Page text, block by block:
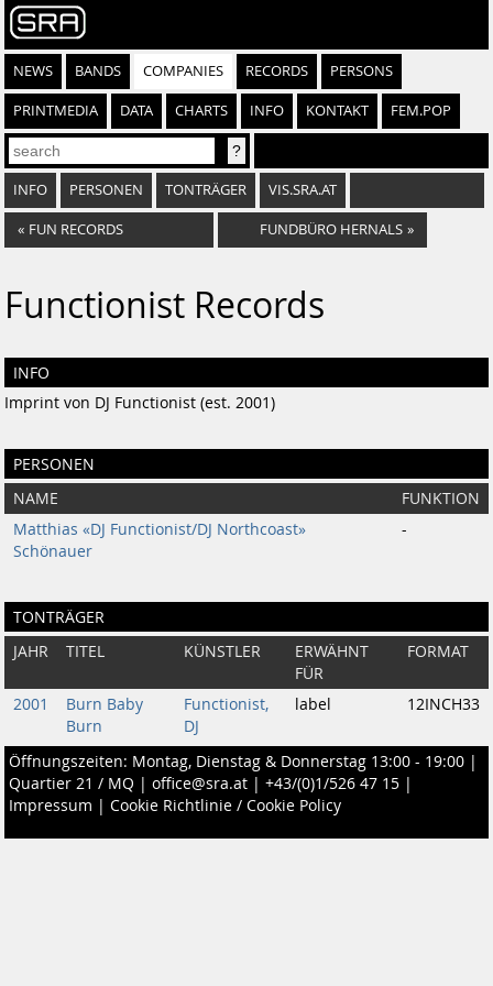
NEWS BANDS COMPANIES RECORDS PERSONS
PRINTMEDIA DATA CHARTS INFO KONTAKT FEM.POP
INFO PERSONEN TONTRÄGER VIS.SRA.AT
« FUN RECORDS FUNDBÜRO HERNALS »
Functionist Records
INFO
Imprint von DJ Functionist (est. 2001)
PERSONEN
NAME
FUNKTION
Matthias «DJ Functionist/DJ Northcoast»
Schönauer
-
TONTRÄGER
JAHR TITEL KÜNSTLER
ERWÄHNT
FÜR
FORMAT
2001
Burn Baby
Burn
Functionist,
DJ
label 12INCH33
Öffnungszeiten: Montag, Dienstag & Donnerstag 13:00 - 19:00 |
Quartier 21 / MQ | office@sra.at | +43/(0)1/526 47 15 |
Impressum | Cookie Richtlinie / Cookie Policy